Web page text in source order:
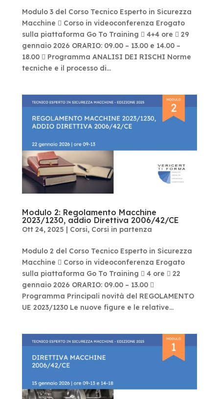
Modulo 3 del Corso Tecnico Esperto in Sicurezza
Macchine  Corso in videoconferenza Erogato
sulla piattaforma Go To Training  4+4 ore  29
gennaio 2026 ORARIO: 09.00 – 13.00 e 14.00 –
18.00  Programma ANALISI DEI RISCHI Norme
tecniche e il processo di...
Modulo 2: Regolamento Macchine
2023/1230, addio Direttiva 2006/42/CE
Ott 24, 2025 | Corsi, Corsi in partenza
Modulo 2 del Corso Tecnico Esperto in Sicurezza
Macchine  Corso in videoconferenza Erogato
sulla piattaforma Go To Training  4 ore  22
gennaio 2026 ORARIO: 09.00 – 13.00 
Programma Principali novità del REGOLAMENTO
UE 2023/1230 Le nuove figure e le relative...